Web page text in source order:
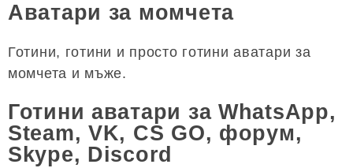
Аватари за момчета
Готини, готини и просто готини аватари за
момчета и мъже.
Готини аватари за WhatsApp,
Steam, VK, CS GO, форум,
Skype, Discord